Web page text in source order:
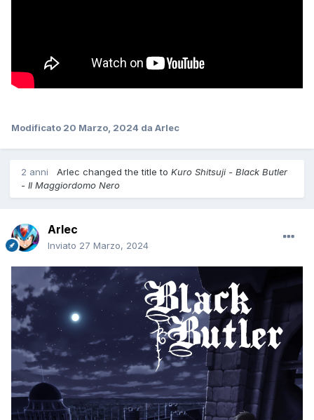
Modificato 20 Marzo, 2024 da Arlec
2 anni Arlec changed the title to Kuro Shitsuji - Black Butler
- Il Maggiordomo Nero
Arlec
Inviato 27 Marzo, 2024